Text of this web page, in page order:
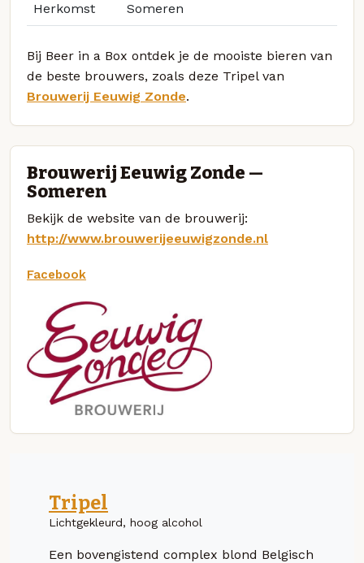
Herkomst Someren
Bij Beer in a Box ontdek je de mooiste bieren van
de beste brouwers, zoals deze Tripel van
Brouwerij Eeuwig Zonde.
Brouwerij Eeuwig Zonde —
Someren
Bekijk de website van de brouwerij:
http://www.brouwerijeeuwigzonde.nl
Facebook
Tripel
Lichtgekleurd, hoog alcohol
Een bovengistend complex blond Belgisch